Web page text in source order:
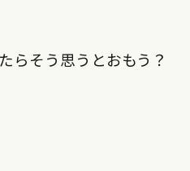
らそう思うとおもう？